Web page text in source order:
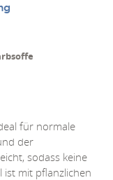
für normale
der
sodass keine
ist mit pflanzlichen